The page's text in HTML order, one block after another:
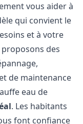
vous aider à
qui convient le
et à votre
des
de maintenance
eau de
. Les habitants
font confiance